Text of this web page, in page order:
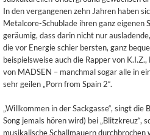
In den vergangenen zehn Jahren haben
Metalcore-Schublade ihren ganz eigenen
geräumig, dass darin nicht nur
die vor Energie schier bersten, ganz
beispielsweise auch die Rapper von
von MADSEN – manchmal sogar alle in
sehr geilen „Porn from Spain 2“.
„Willkommen in der Sackgasse“, singt
Song jemals hören wird) bei „Blitzkreuz“,
musikalische Schallmauern